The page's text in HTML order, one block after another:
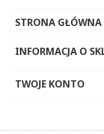
STRONA GŁÓWNA
INFORMACJA O
TWOJE KONTO